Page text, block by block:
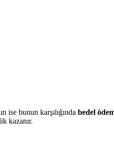
ise bunun karşılığında bedel
kazanır.